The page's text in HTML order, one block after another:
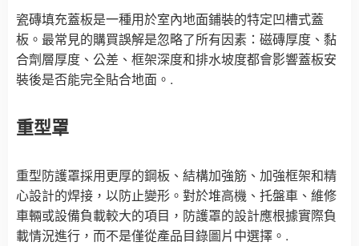
瓷磚填充蓋板是一種用於室內地面鋪裝的特定凹槽式蓋
板。最常見的購買誤解是忽略了所有因素：磁磚厚度、黏
合劑層厚度、公差、框架深度和排水坡度都會影響蓋板安
裝後是否能完全貼合地面。.
重型罩
重型防護罩採用更厚的鋼板、結構加強筋、加強框架和精
心設計的焊接，以防止變形。對於堆高機、托盤車、維修
車輛或設備負載較大的項目，防護罩的設計應根據實際負
載情況進行，而不是僅從產品目錄圖片中選擇。.